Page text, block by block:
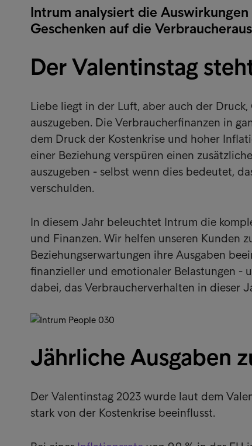
Intrum analysiert die
Geschenken auf die
Der Valentinstag
Liebe liegt in der Luft, aber auch der
auszugeben. Die Verbraucherfinanzen in
dem Druck der Kostenkrise und hoher
einer Beziehung verspüren einen
auszugeben - selbst wenn dies bedeutet,
verschulden.
In diesem Jahr beleuchtet Intrum die
und Finanzen. Wir helfen unseren Kunden
Beziehungserwartungen ihre Ausgaben
finanzieller und emotionaler Belastungen -
dabei, das Verbraucherverhalten in dieser
Jährliche Ausgaben
Der Valentinstag 2023 wurde laut dem
stark von der Kostenkrise beeinflusst.